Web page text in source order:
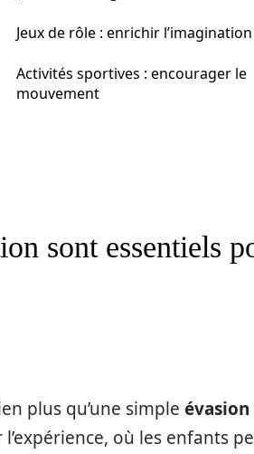
Jeux de rôle : enrichir l’imagination
Activités sportives : encourager le
mouvement
sont essentiels
plus qu’une simple
l’expérience, où les enfants